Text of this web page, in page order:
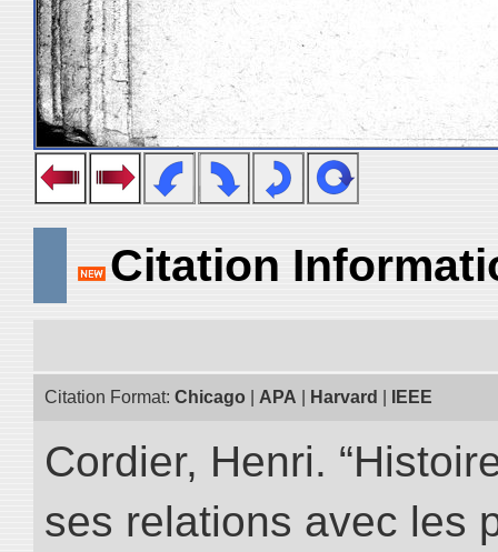
Citation
Citation Format: Chicago APA Harvard IEEE
Cordier, Henri.
ses relations avec les